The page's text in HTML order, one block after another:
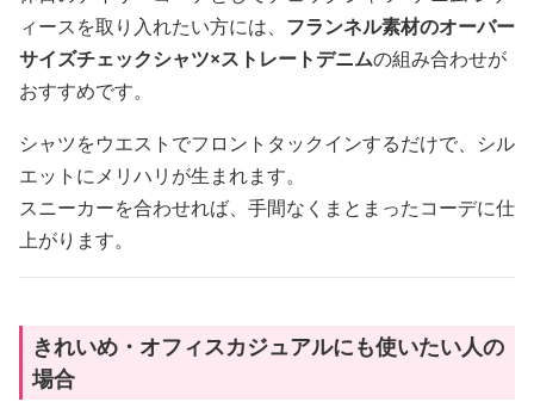
ィースを取り入れたい方には、 フランネル素材のオーバー
サイズチェックシャツ×ストレートデニムの組み合わせが
おすすめです。
シャツをウエストでフロントタックインするだけで、シル
エットにメリハリが生まれます。
スニーカーを合わせれば、手間なくまとまったコーデに仕
上がります。
きれいめ・オフィスカジュアルにも使いたい人の
場合